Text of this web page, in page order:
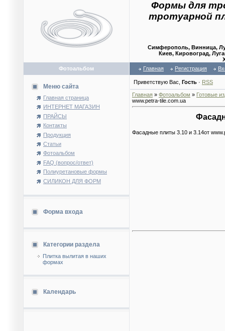
Формы для
тротуарной
Симферополь, Винница,
Киев, Кировоград,
Фотоальбом
Главная Регистрация
Меню сайта
Главная страница
ИНТЕРНЕТ МАГАЗИН
ПРАЙСЫ
Контакты
Продукция
Статьи
Фотоальбом
FAQ (вопрос/ответ)
Полиуретановые формы
СИЛИКОН ДЛЯ ФОРМ
Форма входа
Категории раздела
Плитка вылитая в наших
формах
Календарь
Приветствую Вас Гость · RSS
Главная » Фотоальбом » Готовые
www.petra-tile.com.ua
Фасадные плиты 3.10 и 3.14от